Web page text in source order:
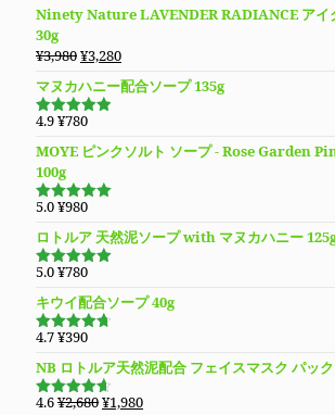
た。
す。
は
で
し
た。
格
で
す。
Ninety Nature LAVENDER RADIANCE アイ
30g
¥3,980元
価
格
¥3,980
で
し
¥3,280現
在
の
は
マヌカハニー配合ソープ 135g
5段階で
価
4.9¥780
MOYE ピンクソルト ソープ - Rose Garden
100g
5段階で
5.0¥980
ロトルア 天然泥ソープ with マヌカハニー
5段階で
5.0¥780
キウイ配合ソープ 40g
5段階で
価
4.7¥390
NB ロトルア天然泥配合 フェイスマスク パック
5段階で
4.6¥2,680元
¥1,980現